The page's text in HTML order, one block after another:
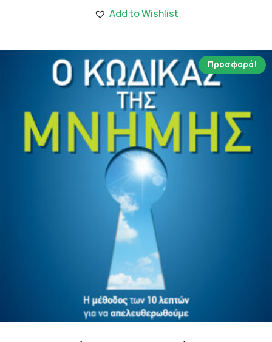
2,550.00 €.
Add to Wishlist
Προσφορά!